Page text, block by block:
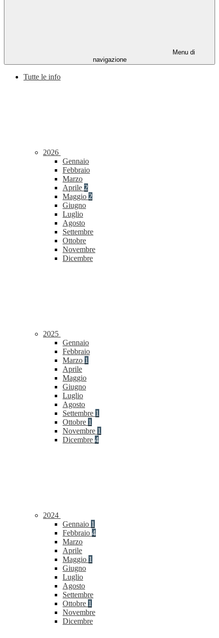
Menu di
navigazione
Tutte le info
2026
Gennaio
Febbraio
Marzo
Aprile 2
Maggio 2
Giugno
Luglio
Agosto
Settembre
Ottobre
Novembre
Dicembre
2025
Gennaio
Febbraio
Marzo 1
Aprile
Maggio
Giugno
Luglio
Agosto
Settembre 1
Ottobre 1
Novembre 1
Dicembre 4
2024
Gennaio 1
Febbraio 4
Marzo
Aprile
Maggio 1
Giugno
Luglio
Agosto
Settembre
Ottobre 1
Novembre
Dicembre